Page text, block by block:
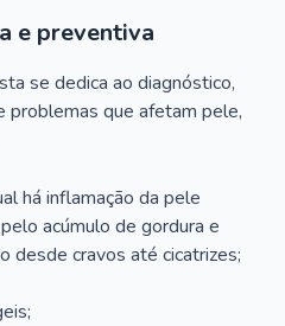
e preventiva
se dedica ao diagnóstico,
que afetam pele,
há inflamação da pele
acúmulo de gordura e
desde cravos até cicatrizes;